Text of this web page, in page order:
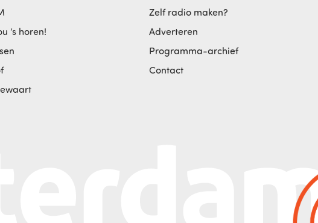
‘s horen!
Zelf radio maken?
Adverteren
Programma-archief
Contact